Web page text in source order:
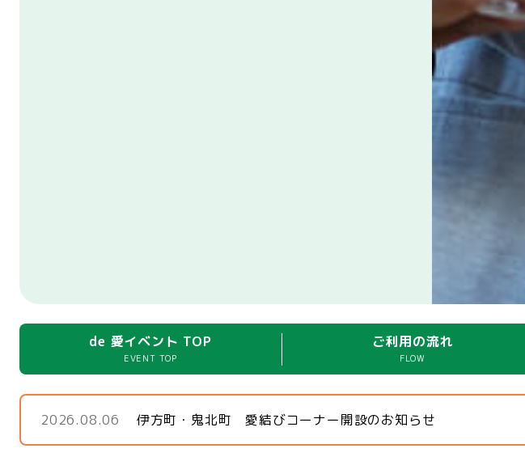
de 愛イベント TOP
EVENT TOP
ご利用の流れ
FLOW
2026.08.06 伊方町・鬼北町 愛結びコーナー開設のお知らせ